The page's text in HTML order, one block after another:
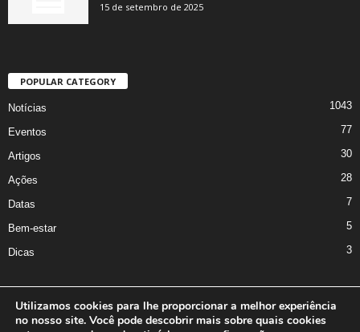
15 de setembro de 2025
POPULAR CATEGORY
Notícias 1043
Eventos 77
Artigos 30
Ações 28
Datas 7
Bem-estar 5
Dicas 3
Utilizamos cookies para lhe proporcionar a melhor experiência
no nosso site. Você pode descobrir mais sobre quais cookies